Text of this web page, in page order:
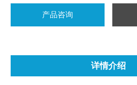
产品咨询
详情介绍